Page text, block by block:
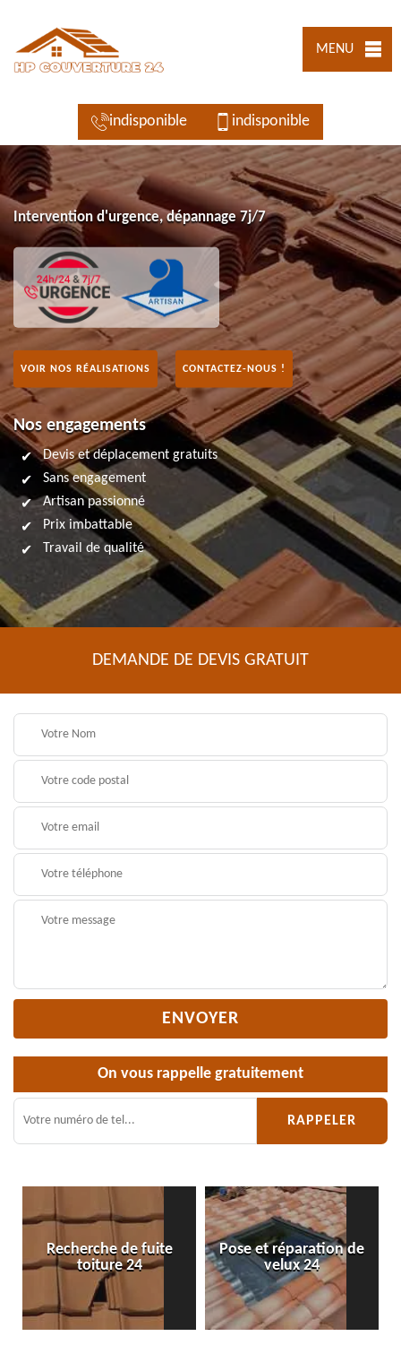
MENU
indisponible indisponible
Intervention d'urgence, dépannage 7j/7
VOIR NOS RÉALISATIONS CONTACTEZ-NOUS !
Nos engagements
Devis et déplacement gratuits
Sans engagement
Artisan passionné
Prix imbattable
Travail de qualité
DEMANDE DE DEVIS GRATUIT
On vous rappelle gratuitement
Recherche de fuite
toiture 24
Pose et réparation de
velux 24